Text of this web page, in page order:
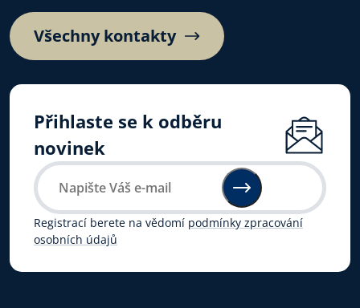
Všechny kontakty
Přihlaste se k odběru
novinek
Registrací berete na vědomí podmínky zpracování
osobních údajů